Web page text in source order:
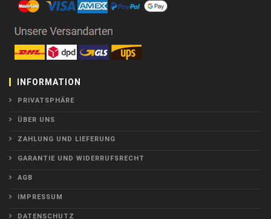
INFORMATION
PRIVATSPHÄRE
ÜBER UNS
ZAHLUNG UND LIEFERUNG
GARANTIE UND WIDERRUFSRECHT
AGB
IMPRESSUM
DATENSCHUTZ